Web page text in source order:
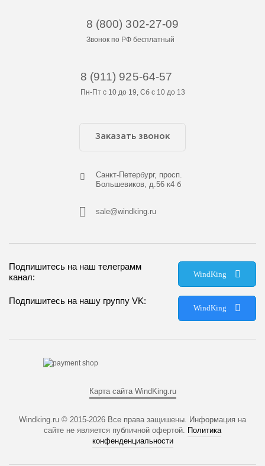
8 (800) 302-27-09
Звонок по РФ бесплатный
8 (911) 925-64-57
Пн-Пт с 10 до 19, Сб с 10 до 13
Заказать звонок
Cанкт-Петербург, просп.
Большевиков, д.56 к4 б
sale@windking.ru
Подпишитесь на наш телеграмм
канал:
WindKing
Подпишитесь на нашу группу VK:
WindKing
Windking.ru © 2015-2026 Все права защишены. Информация на
сайте не является публичной офертой. Политика
конфенденциальности
Карта сайта WindKing.ru